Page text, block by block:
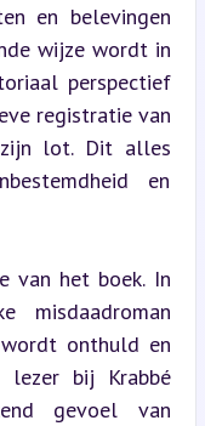
en belevingen
wijze wordt in
perspectief
registratie van
zijn lot. Dit alles
en
van het boek. In
misdaadroman
onthuld en
bij Krabbé
gevoel van